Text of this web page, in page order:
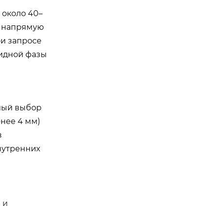
40–
напрямую
запросе
фазы
выбор
4 мм)
и